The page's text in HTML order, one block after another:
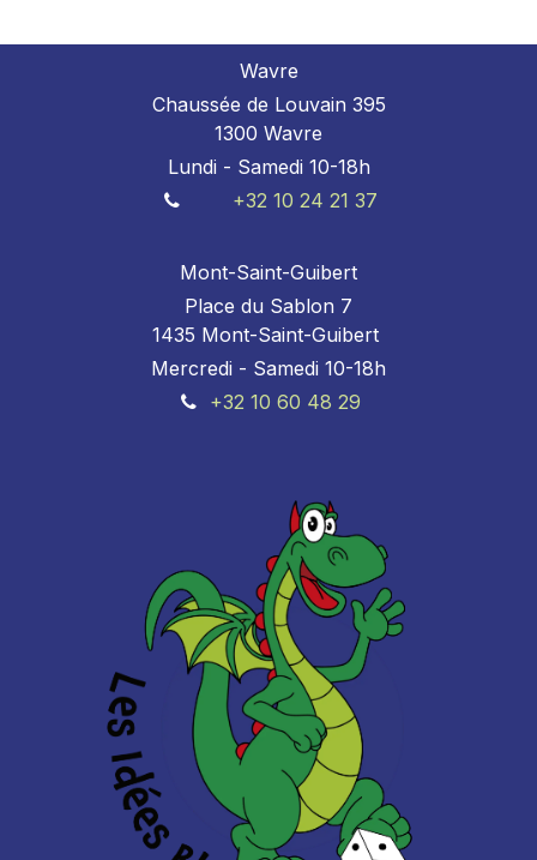
Wavre
Chaussée de Louvain 395
1300 Wavre
Lundi - Samedi 10-18h
+32 10 24 21 37
Mont-Saint-Guibert
Place du Sablon 7
1435 Mont-Saint-Guibert
Mercredi - Samedi 10-18h
+32 10 60 48 29